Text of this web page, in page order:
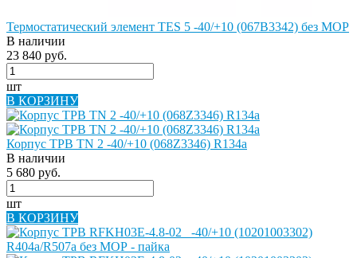
Термостатический элемент TES 5 -40/+10 (067B3342) без MOP
В наличии
23 840 руб.
шт
В КОРЗИНУ
Корпус ТРВ TN 2 -40/+10 (068Z3346) R134a
В наличии
5 680 руб.
шт
В КОРЗИНУ